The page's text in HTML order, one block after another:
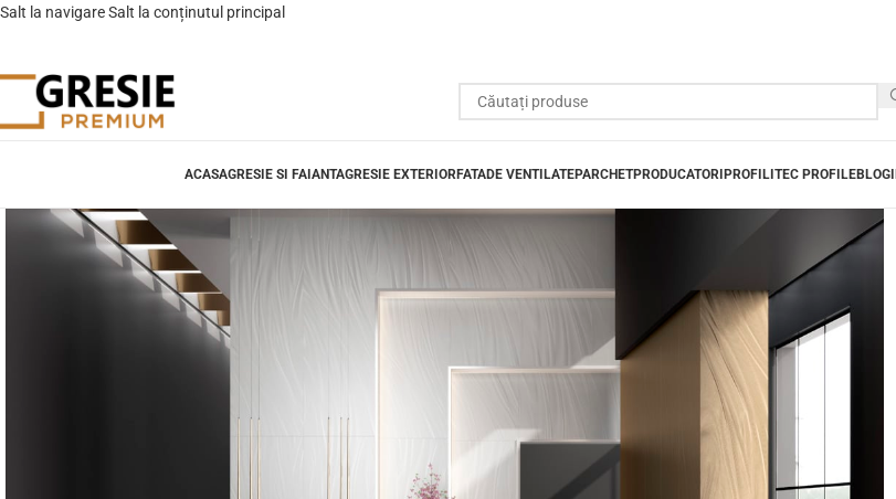
Salt la navigareSalt la conținutul principal
ACASAGRESIE SI FAIANTAGRESIE EXTERIORFATADE VENTILATEPARCHETPRODUCATORI PROFILITEC PROFILEBLOG